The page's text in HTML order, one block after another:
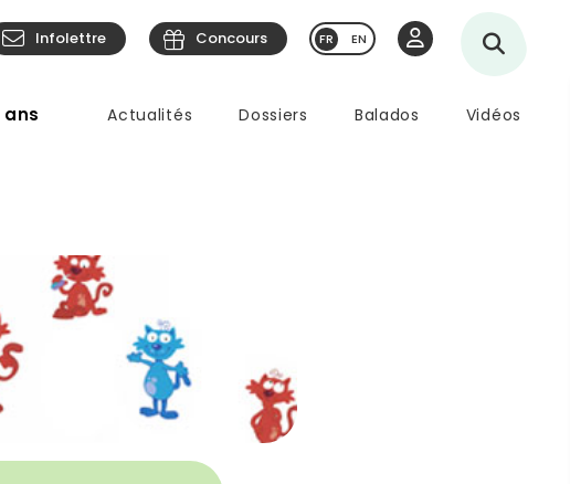
ans Actualités Dossiers Balados Vidéos
Infolettre Concours EN